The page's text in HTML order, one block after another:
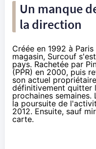
Un manque
la direction
Créée en 1992 à
magasin, Surcouf
pays. Rachetée par
(PPR) en 2000, puis
son actuel
définitivement quitter
prochaines
la poursuite de
2012. Ensuite, sauf
carte.